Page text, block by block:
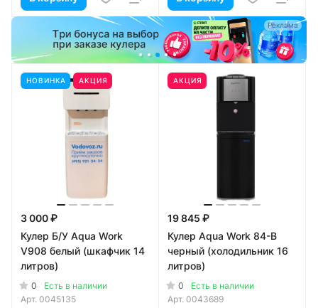
Реклама
НОВИНКА АКЦИЯ
3 000 ₽
Кулер Б/У Aqua Work
V908 белый (шкафчик 14
литров)
0
Есть в наличии
Арт. 0045135
АКЦИЯ
19 845 ₽
Кулер Aqua Work 84-B
черный (холодильник 16
литров)
0
Есть в наличии
Арт. 0043689